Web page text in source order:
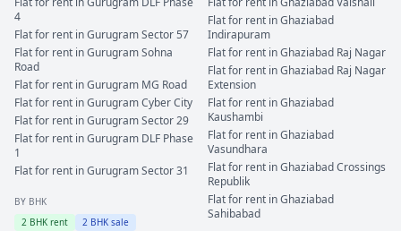
4
Flat for rent inGurugramSector 57
Flat for rent inGurugramSohna
Road
Flat for rent inGurugram MG Road
Flat for rent inGurugramCyber City
Flat for rent inGurugramSector 29
Flat for rent inGurugram DLF Phase
1
Flat for rent inGurugramSector 31
BY BHK
2 BHK rent 2 BHK sale
Flat for rent inGhaziabad
Indirapuram
Flat for rent inGhaziabad Raj Nagar
Flat for rent inGhaziabad Raj Nagar
Extension
Flat for rent inGhaziabad
Kaushambi
Flat for rent inGhaziabad
Vasundhara
Flat for rent inGhaziabadCrossings
Republik
Flat for rent inGhaziabad
Sahibabad